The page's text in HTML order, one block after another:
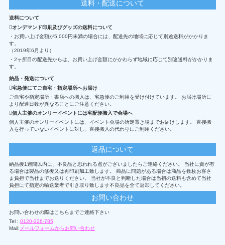
送料・配送について
送料について
オンデマンド印刷及びグッズの送料について
・お買い上げ金額が5,000円未満の場合には、配送先の地域に応じて別途送料がかかりま
す。
（2019年6月より）
・2ヶ所目の配送先からは、お買い上げ金額にかかわらず地域に応じて別途送料がかかりま
す。
納品・発送について
宅急便にてご自宅・指定場所へお届け
ご自宅や指定場所・書店への搬入は、宅急便のご利用を受け付けています。 お届け場所に
より配達日数が異なることにご注意ください。
個人主催のオンリーイベントには宅配便搬入で会場へ
個人主催のオンリーイベントには、イベント会場の所定置き場までお届けします。 直接搬
入を行っていないイベントに対し、直接搬入の代わりにご利用ください。
返品について
納品後1週間以内に、不良品と思われる点がございましたらご連絡ください。 当社に責が有
る場合は製品の修復又は再印刷加工致します。 商品に問題がある場合は商品を数枚お客さ
ま負担で当社までお送りください。 当社が不良と判断した場合は当初の送料も含めて当社
負担にて指定の輸送業者で引き取り致します不良品を全て返却してください。
お問い合わせ
お問い合わせの際はこちらまでご連絡下さい
Tel : 0120-326-785
Mail: メールフォームからお問い合わせ